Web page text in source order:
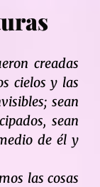
creadas
cielos y las
sean
sean
de él y
las cosas